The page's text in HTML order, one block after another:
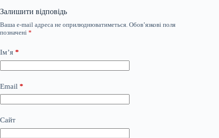
Залишити відповідь
Ваша e-mail адреса не оприлюднюватиметься. Обов’язкові поля
позначені *
Ім’я *
Email *
Сайт